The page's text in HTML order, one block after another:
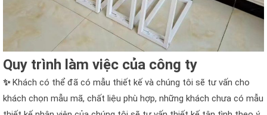
Quy trình làm việc của công ty
✨Khách có thể đã có mẫu thiết kế và chúng tôi sẽ tư vấn cho
khách chọn mẫu mã, chất liệu phù hợp, những khách chưa có mẫu